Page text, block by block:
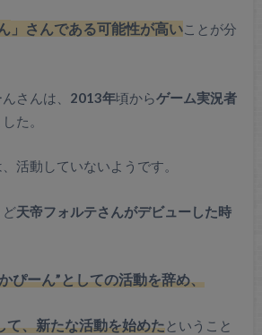
」さんである可能性が高いことが分
さんは、 2013年頃からゲーム実況者
た。
活動していないようです。
天帝フォルテさんがデビューした時
ぴーん”としての活動を辞め、
て、新たな活動を始めたということ